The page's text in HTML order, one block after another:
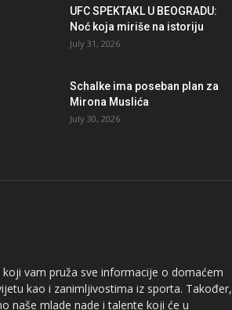
UFC SPEKTAKL U BEOGRADU:
Noć koja miriše na istoriju
July 31, 2026
Schalke ima poseban plan za
Mirona Muslića
July 30, 2026
vam pruža sve informacije o domaćem
kao i zanimljivostima iz sporta. Također,
naše mlade nade i talente koji će u